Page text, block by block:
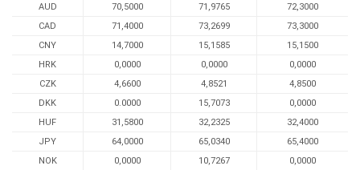
AUD
70,5000 71,9765
72,3000
CAD
71,4000 73,2699
73,3000
CNY
14,7000 15,1585
15,1500
HRK
0,0000 0,0000
0,0000
CZK
4,6600 4,8521
4,8500
DKK
0.0000 15,7073
0,0000
HUF
31,5800 32,2325
32,4000
JPY
64,0000 65,0340
65,4000
NOK
0,0000 10,7267 0,0000